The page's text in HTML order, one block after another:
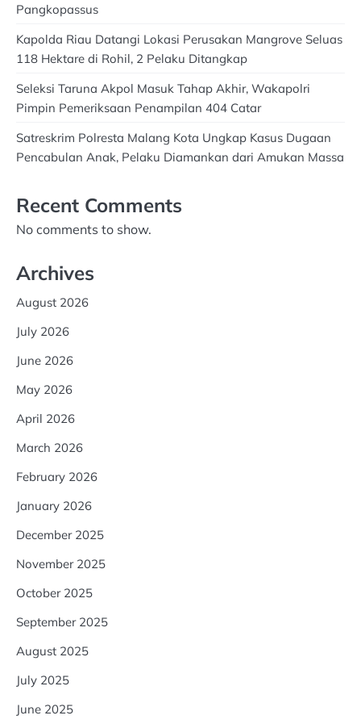
Pangkopassus
Kapolda Riau Datangi Lokasi Perusakan Mangrove Seluas
118 Hektare di Rohil, 2 Pelaku Ditangkap
Seleksi Taruna Akpol Masuk Tahap Akhir, Wakapolri
Pimpin Pemeriksaan Penampilan 404 Catar
Satreskrim Polresta Malang Kota Ungkap Kasus Dugaan
Pencabulan Anak, Pelaku Diamankan dari Amukan Massa
Recent Comments
No comments to show.
Archives
August 2026
July 2026
June 2026
May 2026
April 2026
March 2026
February 2026
January 2026
December 2025
November 2025
October 2025
September 2025
August 2025
July 2025
June 2025